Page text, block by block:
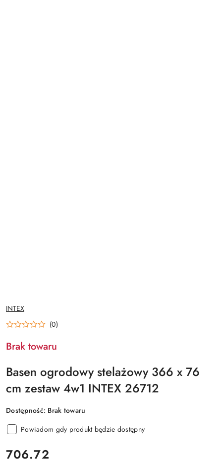
NAZWA
PRODUCENTA:
INTEX
(0)
Brak towaru
Basen ogrodowy stelażowy 366 x 76
cm zestaw 4w1 INTEX 26712
Dostępność: Brak towaru
Powiadom gdy produkt będzie dostępny
cena:
706.72